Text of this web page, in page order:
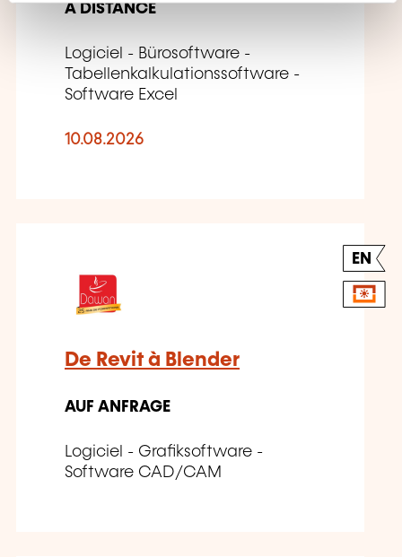
A DISTANCE
Logiciel - Bürosoftware -
Tabellenkalkulationssoftware -
Software Excel
10.08.2026
EN
De Revit à Blender
AUF ANFRAGE
Logiciel - Grafiksoftware -
Software CAD/CAM